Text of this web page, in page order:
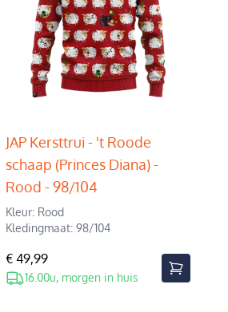
JAP Kersttrui - 't Roode
schaap (Princes Diana) -
Rood - 98/104
Kleur: Rood
Kledingmaat: 98/104
€ 49,99
16.00u, morgen in huis